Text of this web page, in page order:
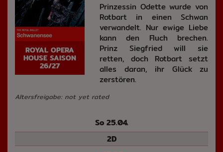
ROYAL OPERA
HOUSE SAISON
26/27
Prinzessin Odette wurde von
Rotbart in einen Schwan
verwandelt. Nur ewige Liebe
kann den Fluch brechen.
Prinz Siegfried will sie
retten, doch Rotbart setzt
alles daran, ihr Glück zu
zerstören.
Altersfreigabe: not yet rated
So 25.04.
2D